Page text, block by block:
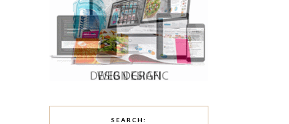
SEARCH: